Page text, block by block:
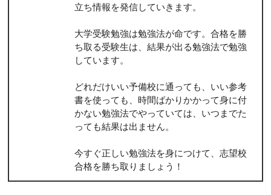
立ち情報を発信していきます。
大学受験勉強は勉強法が命です。合格を勝
ち取る受験生は、結果が出る勉強法で勉強
しています。
どれだけいい予備校に通っても、いい参考
書を使っても、時間ばかりかかって身に付
かない勉強法でやっていては、いつまでた
っても結果は出ません。
今すぐ正しい勉強法を身につけて、志望校
合格を勝ち取りましょう！